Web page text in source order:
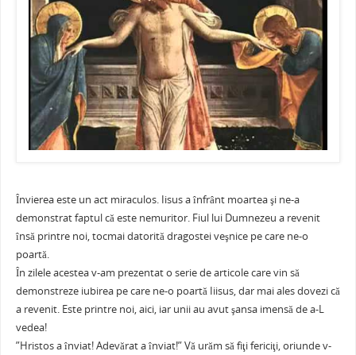
Învierea este un act miraculos. Iisus a înfrânt moartea şi ne-a
demonstrat faptul că este nemuritor. Fiul lui Dumnezeu a revenit
însă printre noi, tocmai datorită dragostei veşnice pe care ne-o
poartă.
În zilele acestea v-am prezentat o serie de articole care vin să
demonstreze iubirea pe care ne-o poartă Iiisus, dar mai ales dovezi că
a revenit. Este printre noi, aici, iar unii au avut şansa imensă de a-L
vedea!
”Hristos a înviat! Adevărat a înviat!” Vă urăm să fiţi fericiţi, oriunde v-